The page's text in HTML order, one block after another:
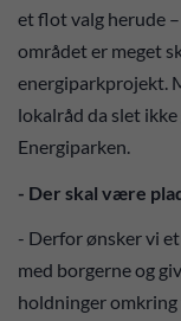
et flot valg herude
området er meget
energiparkprojekt.
lokalråd da slet
Energiparken.
- Der skal være
- Derfor ønsker vi
med borgerne og
holdninger